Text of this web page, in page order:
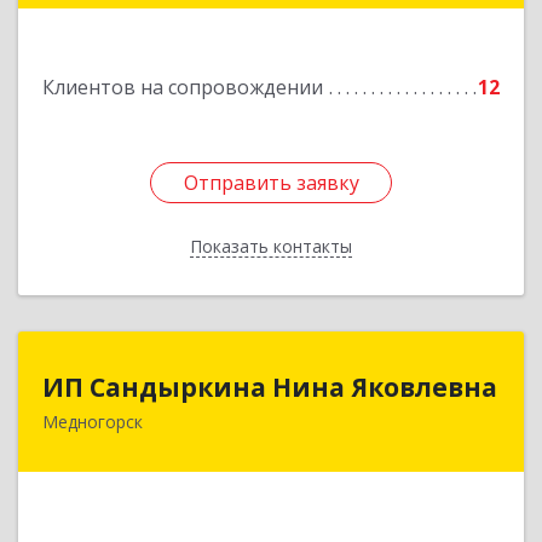
Клиентов на сопровождении 12
Отправить заявку
Показать контакты
Отправить заявку
Назад
ИП Сандыркина Нина Яковлевна
Медногорск462270, Оренбургская обл, Медногорск г,